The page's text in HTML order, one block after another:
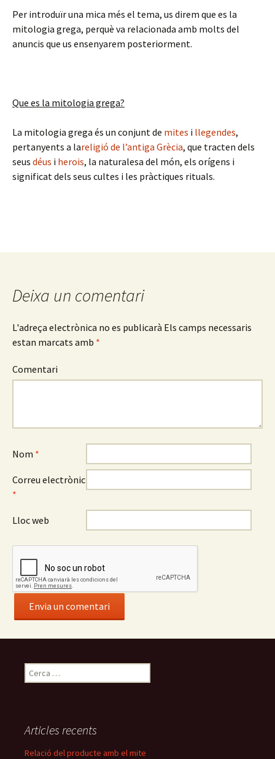
Per introduïr una mica més el tema, us direm que es la
mitologia grega, perquè va relacionada amb molts del
anuncis que us ensenyarem posteriorment.
Que es la mitologia grega?
La mitologia grega és un conjunt de mites i llegendes,
pertanyents a lareligió de l’antiga Grècia, que tracten dels
seus déus i herois, la naturalesa del món, els orígens i
significat dels seus cultes i les pràctiques rituals.
Deixa un comentari
L'adreça electrònica no es publicarà Els camps necessaris
estan marcats amb *
Comentari
Nom *
Correu electrònic
*
Lloc web
e
:Articles recents
Relació del producte amb el mite